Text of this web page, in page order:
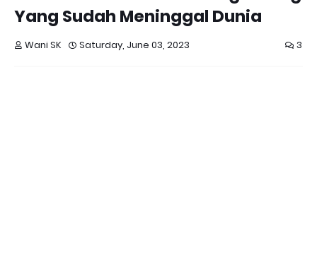
Yang Sudah Meninggal Dunia
Wani SK Saturday, June 03, 2023 3